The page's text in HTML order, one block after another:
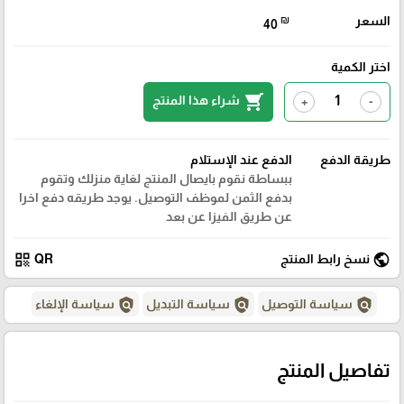
السعر 40 ₪
اختر الكمية
-
+
shopping_cart شراء هذا المنتج
طريقة الدفع
الدفع عند الإستلام
ببساطة نقوم بايصال المنتج لغاية منزلك وتقوم
بدفع الثمن لموظف التوصيل. يوجد طريقه دفع اخرا
عن طريق الفيزا عن بعد
public نسخ رابط المنتج QR
qr_code
policy سياسة التوصيل policy سياسة التبديل policy سياسة الإلغاء
تفاصيل المنتج